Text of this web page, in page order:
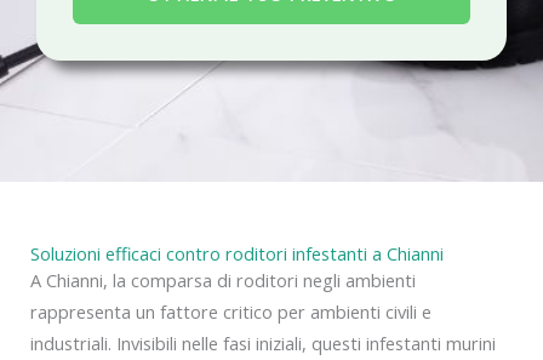
a
c
Soluzioni efficaci contro roditori infestanti a Chianni
A Chianni, la comparsa di roditori negli ambienti
rappresenta un fattore critico per ambienti civili e
industriali. Invisibili nelle fasi iniziali, questi infestanti murini